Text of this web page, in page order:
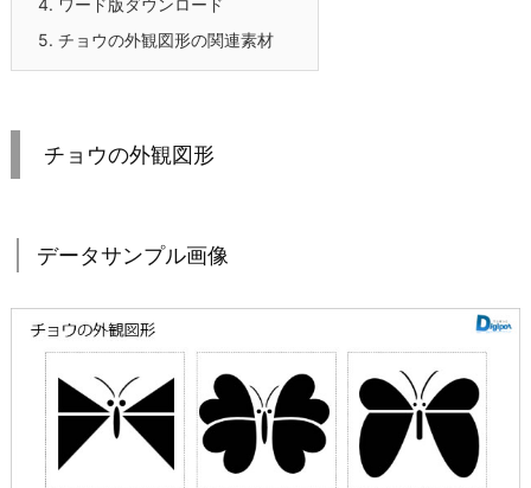
4. ワード版ダウンロード
5. チョウの外観図形の関連素材
チョウの外観図形
データサンプル画像